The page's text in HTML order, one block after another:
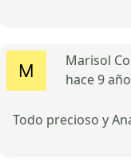
Marisol
hace 9
Todo precioso y